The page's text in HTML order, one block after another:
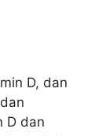
D, dan
D dan